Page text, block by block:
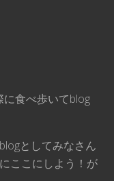
に食べ歩いてblog
としてみなさん
ここにしよう！が